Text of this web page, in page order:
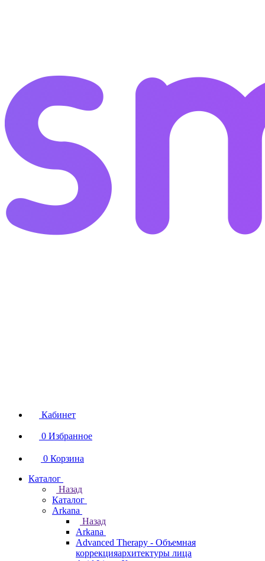
Кабинет
0 Избранное
0 Корзина
Каталог
Назад
Каталог
Arkana
Назад
Arkana
Advanced Therapy - Объемная
коррекцияархитектуры лица